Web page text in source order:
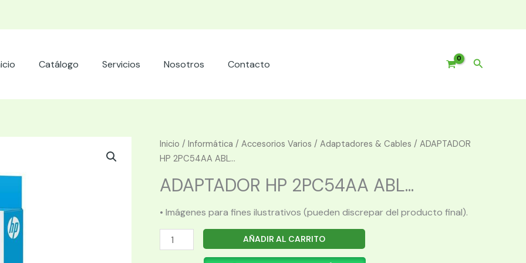
Catálogo Servicios Nosotros Contacto Buscar
Inicio / Informática / Accesorios Varios / Adaptadores & Cables / ADAPTADOR
HP 2PC54AA ABL...
ADAPTADOR HP 2PC54AA ABL...
• Imágenes para fines ilustrativos (pueden discrepar del producto final).
ADAPTADOR
HP
AÑADIR AL CARRITO